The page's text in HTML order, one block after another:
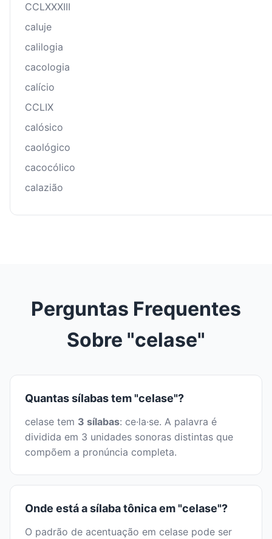
CCLXXXIII
caluje
calilogia
cacologia
calício
CCLIX
calósico
caológico
cacocólico
calazião
Perguntas Frequentes
Sobre "celase"
Quantas sílabas tem "celase"?
celase tem 3 sílabas: ce·la·se. A palavra é
dividida em 3 unidades sonoras distintas que
compõem a pronúncia completa.
Onde está a sílaba tônica em "celase"?
O padrão de acentuação em celase pode ser